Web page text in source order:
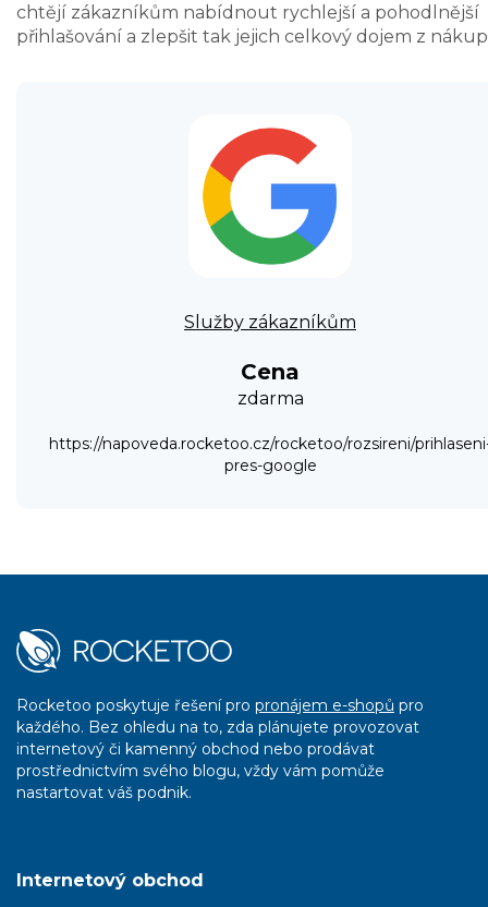
chtějí zákazníkům nabídnout rychlejší a pohodlnější
přihlašování a zlepšit tak jejich celkový dojem z
Služby zákazníkům
Cena
zdarma
https://napoveda.rocketoo.cz/rocketoo/rozsireni/
pres-google
Rocketoo poskytuje řešení pro pronájem e-shopů pro
každého. Bez ohledu na to, zda plánujete provozovat
internetový či kamenný obchod nebo prodávat
prostřednictvím svého blogu, vždy vám pomůže
nastartovat váš podnik.
Internetový obchod